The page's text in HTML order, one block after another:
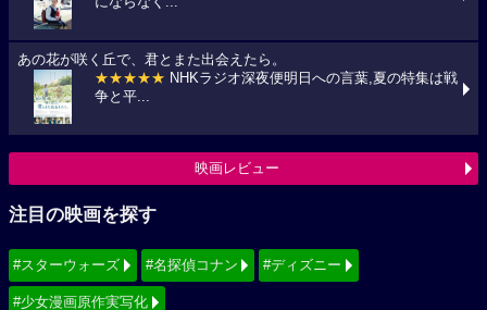
あの花が咲く丘で、君とまた出会えたら。
★★★★★ NHKラジオ深夜便明日への言葉,夏の特集は戦
争と平...
映画レビュー
注目の映画を探す
#スターウォーズ #名探偵コナン #ディズニー
#少女漫画原作実写化